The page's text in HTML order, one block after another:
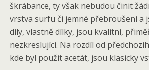
škrábance, ty však nebudou činit
vrstva surfu či jemné přebroušení a
díly, vlastně dílky, jsou kvalitní,
nezkreslující. Na rozdíl od
kde byl použit acetát, jsou klasicky